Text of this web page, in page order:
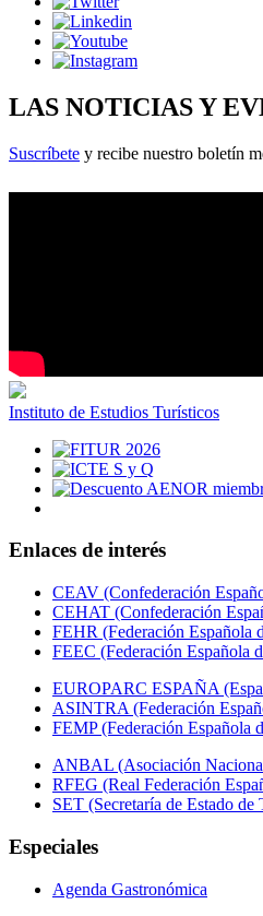
LAS NOTICIAS Y
Suscríbete y recibe nuestro boletín
Instituto de Estudios Turísticos
Enlaces de interés
CEAV (Confederación
CEHAT (Confederación
FEHR (Federación Española
FEEC (Federación Española
EUROPARC ESPAÑA
ASINTRA (Federación
FEMP (Federación Española
ANBAL (Asociación
RFEG (Real Federación
SET (Secretaría de Estado de
Especiales
Agenda Gastronómica